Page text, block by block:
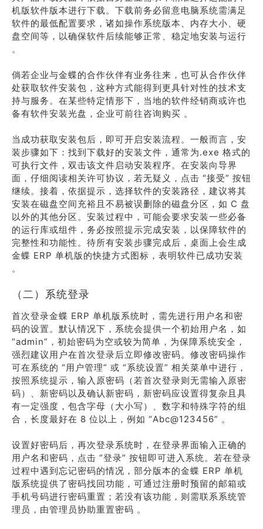
机版软件版本进行下载。下载前务必留意电脑系统需满足
软件的最低配置要求，诸如操作系统版本、内存大小、硬
盘空间等，以确保软件后续能够正常、稳定地安装与运行
。
倘若企业与金蝶的合作伙伴有业务往来，也可从合作伙伴
处获取软件安装包，这种方式能得到更具针对性的技术支
持与服务。在某些特定情形下，当地的软件经销商或许也
备有软件安装光盘，企业可前往咨询购买 。
当成功获取安装包后，即可开启安装流程。一般而言，安
装步骤如下：找到下载好的安装文件，通常为.exe 格式的
可执行文件，双击该文件启动安装程序。在安装向导界
面，仔细阅读相关许可协议，若无疑义，点击 “接受” 按钮
继续。接着，依据提示，选择软件的安装路径，建议将其
安装在磁盘空间充裕且不易被误删除的磁盘分区，如 C 盘
以外的其他分区。安装过程中，可能会要求安装一些必备
的运行库或组件，务必按照提示完成安装，以保障软件的
完整性和功能性。待所有安装步骤完成后，桌面上会生成
金蝶 ERP 单机版的快捷方式图标，表明软件已成功安装
。
（二）系统登录
首次登录金蝶 ERP 单机版系统时，需先进行用户名和密
码的设置。默认情况下，系统会提供一个初始用户名，如
“admin”，初始密码为空或较为简单，为保障系统安全，
强烈建议用户在首次登录后立即修改密码。修改密码操作
可在系统的 “用户管理” 或 “系统设置” 相关菜单中进行，
按照系统提示，输入原密码（若首次登录则无需输入原密
码）、新密码以及确认新密码，新密码应设置得复杂且具
有一定强度，包含字母（大小写）、数字和特殊字符的组
合，长度最好在 8 位以上，例如 “Abc@123456” 。
设置好密码后，再次登录系统时，在登录界面输入正确的
用户名和密码，点击 “登录” 按钮即可进入系统。若在登录
过程中遇到忘记密码的情况，部分版本的金蝶 ERP 单机
版系统提供了密码找回功能，可通过注册时预留的邮箱或
手机号码进行密码重置；若没有该功能，则需联系系统管
理员，由管理员协助重置密码 。